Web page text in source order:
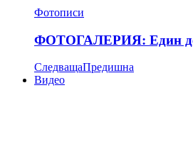
Фотописи
ФОТОГАЛЕРИЯ: Един
СледващаПредишна
Видео